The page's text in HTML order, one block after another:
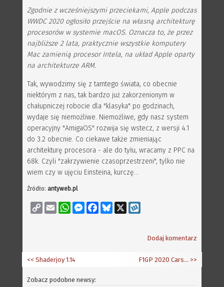
Zgodnie z wcześniejszymi przeciekami, Apple podczas
WWDC 2020 ogłosiło przejście na własną architekturę
procesorów w systemie macOS. Oznacza to, że przez
najbliższe 2 lata, praktycznie wszystkie komputery
Mac zamienią procesor Intela, na układ Apple oparty
na architekturze ARM.
Tak, wywodzimy się z tamtego świata, co obecnie
niektórym z nas, tak bardzo już zakorzenionym w
chałupniczej robocie dla "klasyka" po godzinach,
wydaje się niemożliwe. Niemożliwe, gdy nasz system
operacyjny "AmigaOS" rozwija się wstecz, z wersji 4.1
do 3.2 obecnie. Co ciekawe także zmieniając
architekturę procesora - ale do tyłu, wracamy z PPC na
68k. Czyli "zakrzywienie czasoprzestrzeni", tylko nie
wiem czy w ujęciu Einsteina, kurczę...
Źródło: antyweb.pl
Copy
Link
Email WhatsAppMessenger
FacebookBluesky
Dodaj komentarz
F1GP 2020 Carset 0.2SAR >>
<< Shaderjoy 1.14
Zobacz podobne newsy: